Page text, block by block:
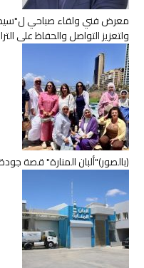
معرض فني ولقاء صباحي
ولتعزيز التواصل والحفاظ على
(بالصور)"ألبان المنارة" قصة